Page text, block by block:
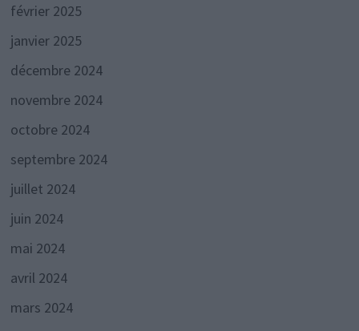
février 2025
janvier 2025
décembre 2024
novembre 2024
octobre 2024
septembre 2024
juillet 2024
juin 2024
mai 2024
avril 2024
mars 2024